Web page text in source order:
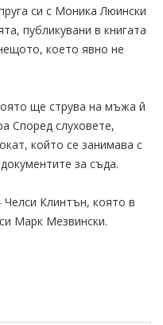
си с Моника Люински
публикувани в книгата
което явно не
ще струва на мъжа й
Според слуховете,
който се занимава с
за съда.
Клинтън, която в
Марк Мезвински.